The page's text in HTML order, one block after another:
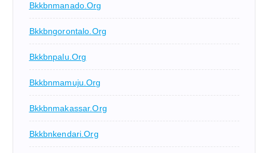
Bkkbnmanado.org
Bkkbngorontalo.org
Bkkbnpalu.org
Bkkbnmamuju.org
Bkkbnmakassar.org
Bkkbnkendari.org